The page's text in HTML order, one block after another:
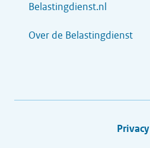
Belastingdienst.nl
Over de Belastingdienst
Privacy